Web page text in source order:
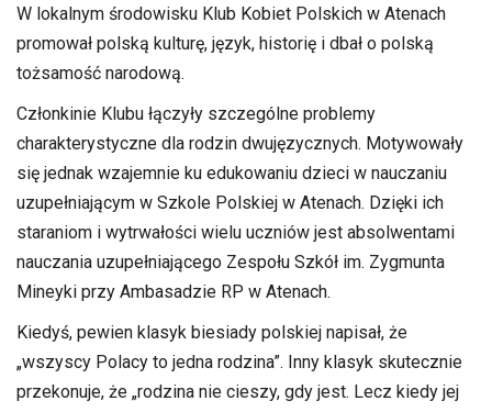
W lokalnym środowisku Klub Kobiet Polskich w Atenach
promował polską kulturę, język, historię i dbał o polską
tożsamość narodową.
Członkinie Klubu łączyły szczególne problemy
charakterystyczne dla rodzin dwujęzycznych. Motywowały
się jednak wzajemnie ku edukowaniu dzieci w nauczaniu
uzupełniającym w Szkole Polskiej w Atenach. Dzięki ich
staraniom i wytrwałości wielu uczniów jest absolwentami
nauczania uzupełniającego Zespołu Szkół im. Zygmunta
Mineyki przy Ambasadzie RP w Atenach.
Kiedyś, pewien klasyk biesiady polskiej napisał, że
„wszyscy Polacy to jedna rodzina”. Inny klasyk skutecznie
przekonuje, że „rodzina nie cieszy, gdy jest. Lecz kiedy jej